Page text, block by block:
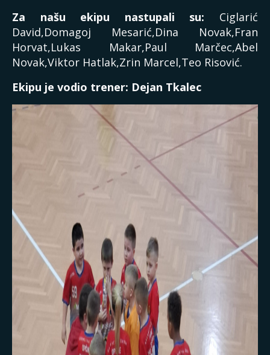
Za našu ekipu nastupali su: Ciglarić
David,Domagoj Mesarić,Dina Novak,Fran
Horvat,Lukas Makar,Paul Marčec,Abel
Novak,Viktor Hatlak,Zrin Marcel,Teo Risović.
Ekipu je vodio trener: Dejan Tkalec